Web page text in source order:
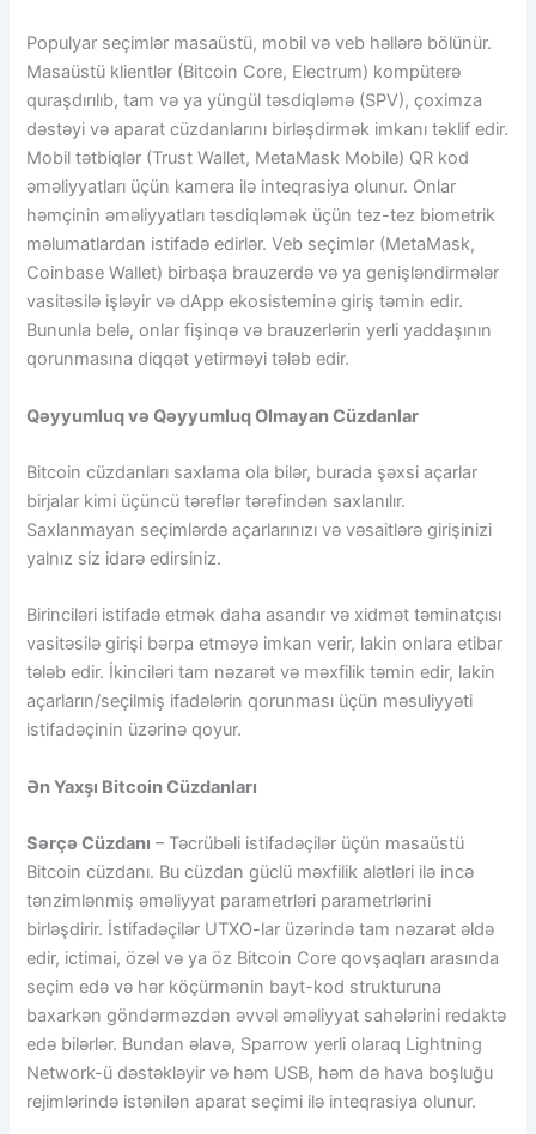
Populyar seçimlər masaüstü, mobil və veb həllərə bölünür.
Masaüstü klientlər (Bitcoin Core, Electrum) kompüterə
quraşdırılıb, tam və ya yüngül təsdiqləmə (SPV), çoximza
dəstəyi və aparat cüzdanlarını birləşdirmək imkanı təklif edir.
Mobil tətbiqlər (Trust Wallet, MetaMask Mobile) QR kod
əməliyyatları üçün kamera ilə inteqrasiya olunur. Onlar
həmçinin əməliyyatları təsdiqləmək üçün tez-tez biometrik
məlumatlardan istifadə edirlər. Veb seçimlər (MetaMask,
Coinbase Wallet) birbaşa brauzerdə və ya genişləndirmələr
vasitəsilə işləyir və dApp ekosisteminə giriş təmin edir.
Bununla belə, onlar fişinqə və brauzerlərin yerli yaddaşının
qorunmasına diqqət yetirməyi tələb edir.
Qəyyumluq və Qəyyumluq Olmayan Cüzdanlar
Bitcoin cüzdanları saxlama ola bilər, burada şəxsi açarlar
birjalar kimi üçüncü tərəflər tərəfindən saxlanılır.
Saxlanmayan seçimlərdə açarlarınızı və vəsaitlərə girişinizi
yalnız siz idarə edirsiniz.
Birinciləri istifadə etmək daha asandır və xidmət təminatçısı
vasitəsilə girişi bərpa etməyə imkan verir, lakin onlara etibar
tələb edir. İkinciləri tam nəzarət və məxfilik təmin edir, lakin
açarların/seçilmiş ifadələrin qorunması üçün məsuliyyəti
istifadəçinin üzərinə qoyur.
Ən Yaxşı Bitcoin Cüzdanları
Sərçə Cüzdanı – Təcrübəli istifadəçilər üçün masaüstü
Bitcoin cüzdanı. Bu cüzdan güclü məxfilik alətləri ilə incə
tənzimlənmiş əməliyyat parametrləri parametrlərini
birləşdirir. İstifadəçilər UTXO-lar üzərində tam nəzarət əldə
edir, ictimai, özəl və ya öz Bitcoin Core qovşaqları arasında
seçim edə və hər köçürmənin bayt-kod strukturuna
baxarkən göndərməzdən əvvəl əməliyyat sahələrini redaktə
edə bilərlər. Bundan əlavə, Sparrow yerli olaraq Lightning
Network-ü dəstəkləyir və həm USB, həm də hava boşluğu
rejimlərində istənilən aparat seçimi ilə inteqrasiya olunur.